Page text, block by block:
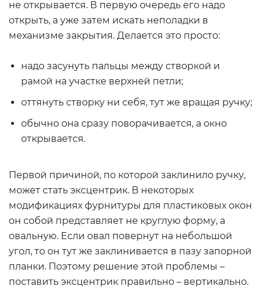
не открывается. В первую очередь его надо
открыть, а уже затем искать неполадки в
механизме закрытия. Делается это просто:
надо засунуть пальцы между створкой и
рамой на участке верхней петли;
оттянуть створку ни себя, тут же вращая ручку;
обычно она сразу поворачивается, а окно
открывается.
Первой причиной, по которой заклинило ручку,
может стать эксцентрик. В некоторых
модификациях фурнитуры для пластиковых окон
он собой представляет не круглую форму, а
овальную. Если овал повернут на небольшой
угол, то он тут же заклинивается в пазу запорной
планки. Поэтому решение этой проблемы –
поставить эксцентрик правильно – вертикально.